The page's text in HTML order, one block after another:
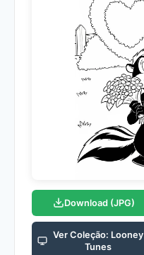
Download (JPG)
Ver Coleção: Looney
Tunes